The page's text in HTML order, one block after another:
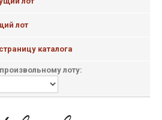
лот
каталога
лоту: